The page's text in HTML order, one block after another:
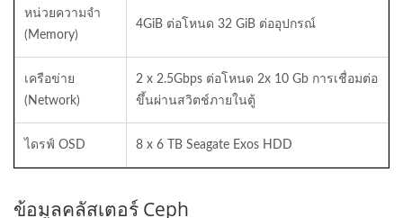
หน่วยความจำ
(Memory)
4GiB ต่อโหนด 32 GiB ต่ออุปกรณ์
เครือข่าย
(Network)
2 x 2.5Gbps ต่อโหนด 2x 10 Gb การเชื่อมต่อ
ขึ้นผ่านสวิตช์ภายในตู้
ไดรฟ์ OSD 8 x 6 TB Seagate Exos HDD
ข้อมูลคลัสเตอร์ Ceph